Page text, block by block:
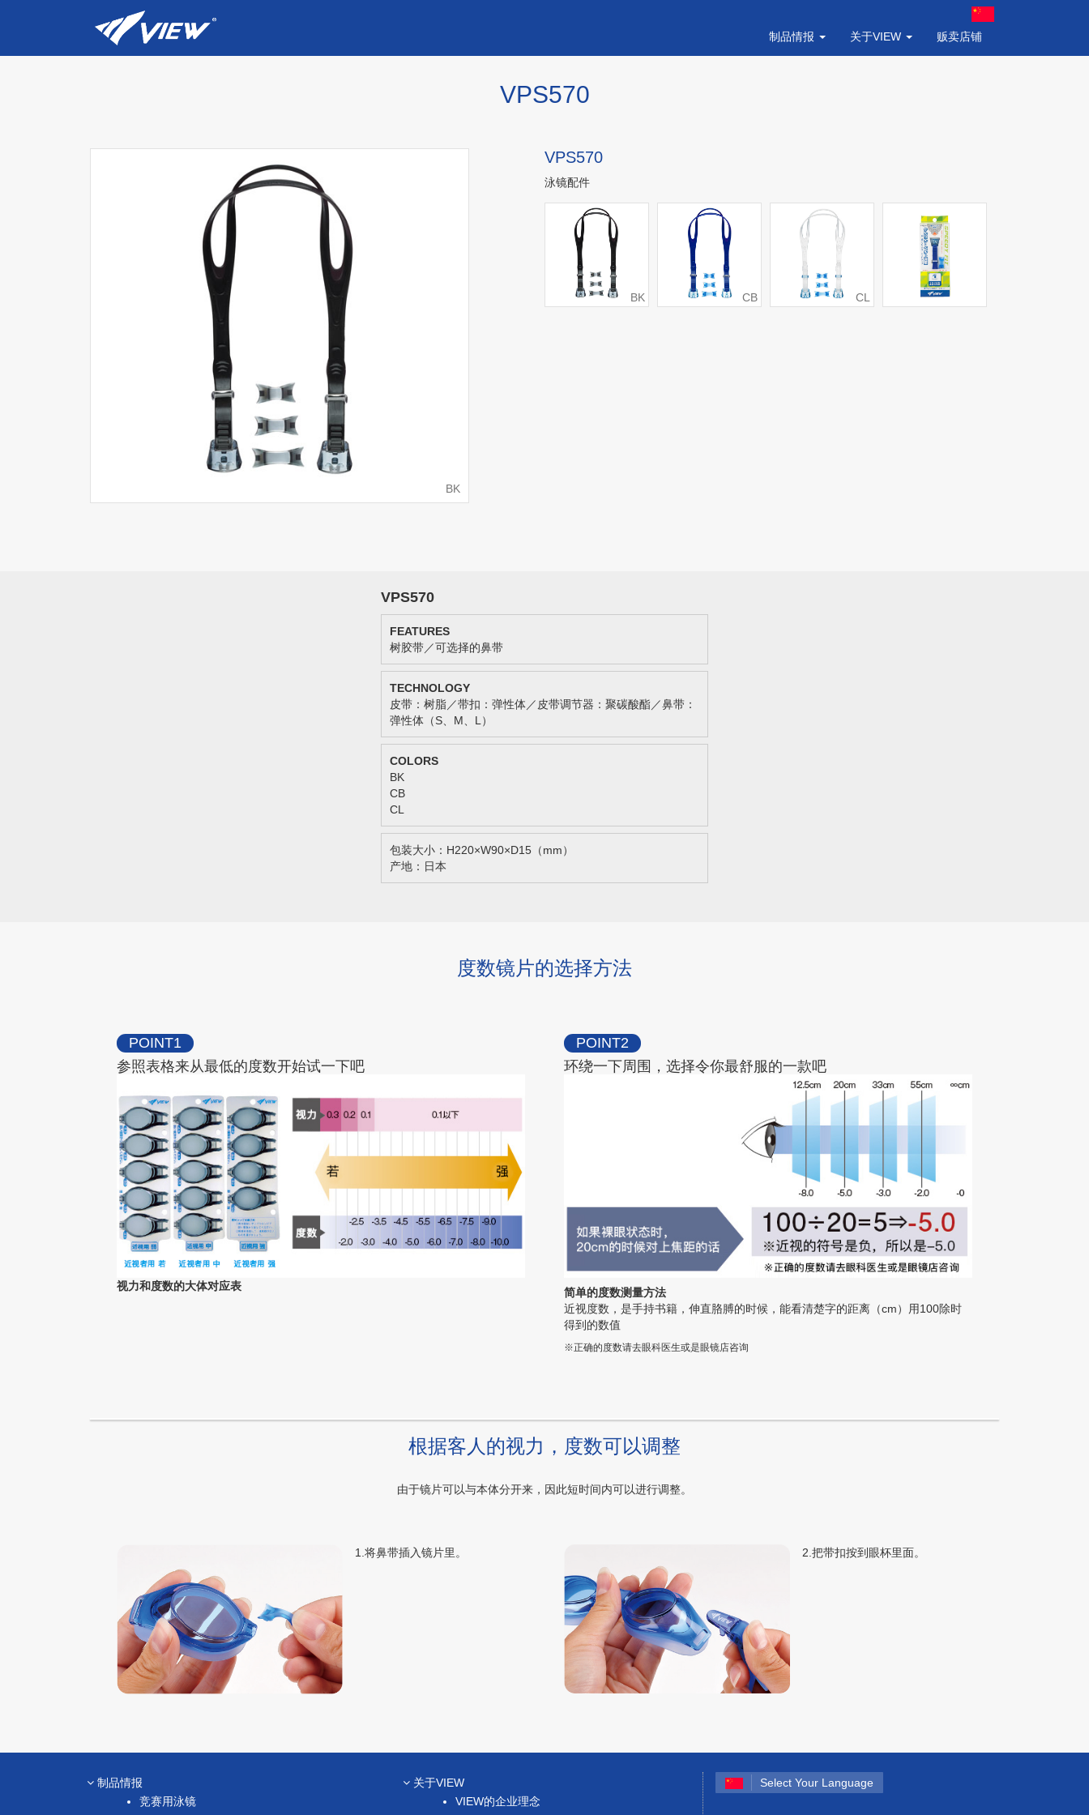
制品情报 关于VIEW 贩卖店铺
VPS570
BK
VPS570
泳镜配件
BK CB CL
VPS570
树胶带／可选择的鼻带
皮带：树脂／带扣：弹性体／皮带调节器：聚碳酸酯／鼻带：
弹性体（S、M、L）
BK
CB
CL
包装大小：H220×W90×D15（mm）
产地：日本
度数镜片的选择方法
POINT1
参照表格来从最低的度数开始试一下吧
视力和度数的大体对应表
POINT2
环绕一下周围，选择令你最舒服的一款吧
简单的度数测量方法
近视度数，是手持书籍，伸直胳膊的时候，能看清楚字的距离（cm）用100除时
得到的数值
※正确的度数请去眼科医生或是眼镜店咨询
根据客人的视力，度数可以调整
由于镜片可以与本体分开来，因此短时间内可以进行调整。
1.将鼻带插入镜片里。 2.把带扣按到眼杯里面。
制品情报
竞赛用泳镜
关于VIEW
VIEW的企业理念
Select Your Language